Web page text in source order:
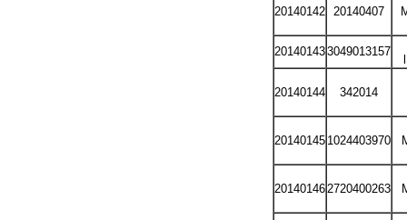
20140142 20140407
201401433049013157
20140144 342014
20140145 1024403970
20140146 2720400263